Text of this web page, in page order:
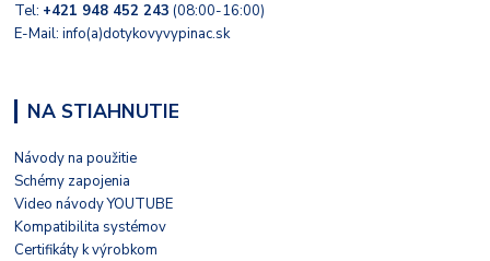
Tel: +421 948 452 243 (08:00-16:00)
E-Mail: info(a)dotykovyvypinac.sk
NA STIAHNUTIE
Návody na použitie
Schémy zapojenia
Video návody YOUTUBE
Kompatibilita systémov
Certifikáty k výrobkom